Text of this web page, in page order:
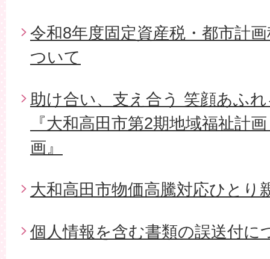
令和8年度固定資産税・都市計
ついて
助け合い、支え合う 笑顔あふ
『大和高田市第2期地域福祉計
画』
大和高田市物価高騰対応ひとり
個人情報を含む書類の誤送付に